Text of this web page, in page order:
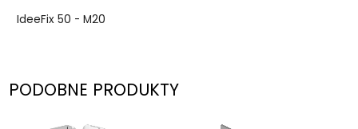
IdeeFix 50 - M20
PODOBNE PRODUKTY